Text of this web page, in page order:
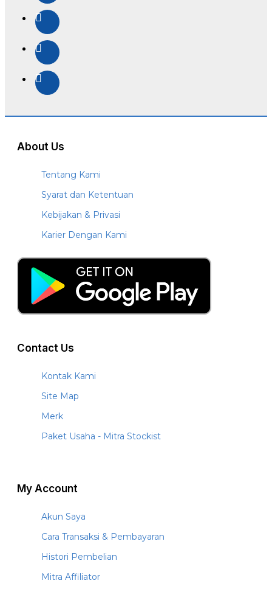
About Us
Tentang Kami
Syarat dan Ketentuan
Kebijakan & Privasi
Karier Dengan Kami
Contact Us
Kontak Kami
Site Map
Merk
Paket Usaha - Mitra Stockist
My Account
Akun Saya
Cara Transaksi & Pembayaran
Histori Pembelian
Mitra Affiliator